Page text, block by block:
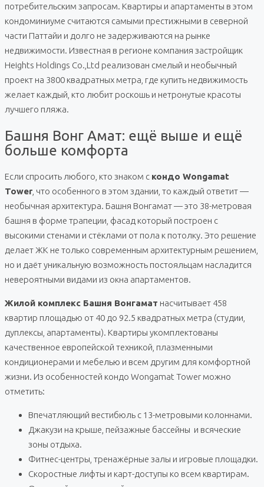
потребительским запросам. Квартиры и апартаменты в этом
кондоминиуме считаются самыми престижными в северной
части Паттайи и долго не задерживаются на рынке
недвижимости. Известная в регионе компания застройщик
Heights Holdings Co.,Ltd реализован смелый и необычный
проект на 3800 квадратных метра, где купить недвижимость
желает каждый, кто любит роскошь и нетронутые красоты
лучшего пляжа.
Башня Вонг Амат: ещё выше и ещё
больше комфорта
Если спросить любого, кто знаком с кондо Wongamat
Tower, что особенного в этом здании, то каждый ответит —
необычная архитектура. Башня Вонгамат — это 38-метровая
башня в форме трапеции, фасад который построен с
высокими стенами и стёклами от пола к потолку. Это решение
делает ЖК не только современным архитектурным решением,
но и даёт уникальную возможность постояльцам насладится
невероятными видами из окна апартаментов.
Жилой комплекс Башня Вонгамат насчитывает 458
квартир площадью от 40 до 92.5 квадратных метра (студии,
дуплексы, апартаменты). Квартиры укомплектованы
качественное европейской техникой, плазменными
кондиционерами и мебелью и всем другим для комфортной
жизни. Из особенностей кондо Wongamat Tower можно
отметить:
Впечатляющий вестибюль с 13-метровыми колоннами.
Джакузи на крыше, пейзажные бассейны и всяческие
зоны отдыха.
Фитнес-центры, тренажёрные залы и игровые площадки.
Скоростные лифты и карт-доступы ко всем квартирам.